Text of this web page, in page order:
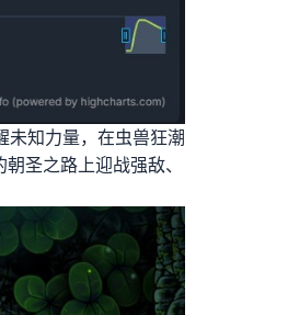
未知力量，在虫兽狂潮
圣之路上迎战强敌、